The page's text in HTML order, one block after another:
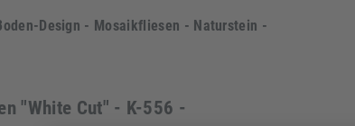
Design - Mosaikfliesen - Naturstein -
"White Cut" - K-556 -